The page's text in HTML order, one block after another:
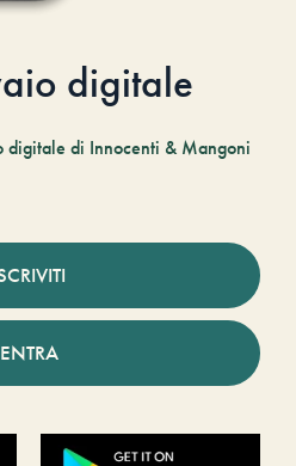
digitale
digitale di Innocenti & Mangoni
ENTRA